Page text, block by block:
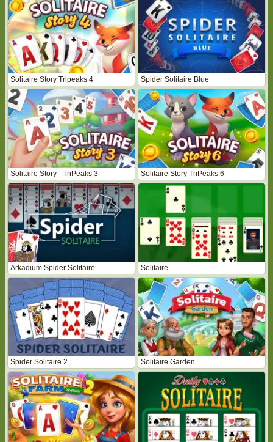
Solitaire Story Tripeaks 4 Spider Solitaire Blue
Solitaire Story - TriPeaks 3 Solitaire Story TriPeaks 6
Arkadium Spider Solitaire Solitaire
Spider Solitaire 2 Solitaire Garden